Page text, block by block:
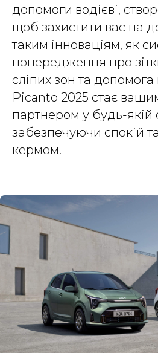
допомоги водієві,
щоб захистити вас на
таким інноваціям, як
попередження про
сліпих зон та
Picanto 2025 стає
партнером у будь-якій
забезпечуючи спокій
кермом.